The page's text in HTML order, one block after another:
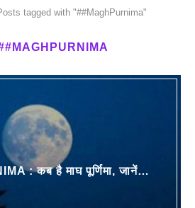
tagged with "##MaghPurnima"
: कब है माघ पूर्णिमा, जानें…